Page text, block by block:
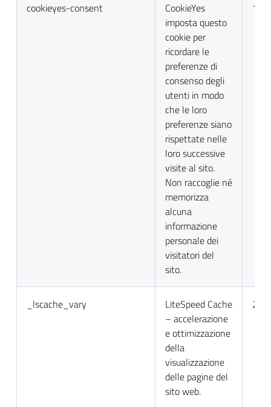
cookieyes-consent
CookieYes
imposta questo
cookie per
ricordare le
preferenze di
consenso degli
utenti in modo
che le loro
preferenze siano
rispettate nelle
loro successive
visite al sito.
Non raccoglie né
memorizza
alcuna
informazione
personale dei
visitatori del
sito.
1
_lscache_vary
LiteSpeed Cache
– accelerazione
e ottimizzazione
della
visualizzazione
delle pagine del
sito web.
2